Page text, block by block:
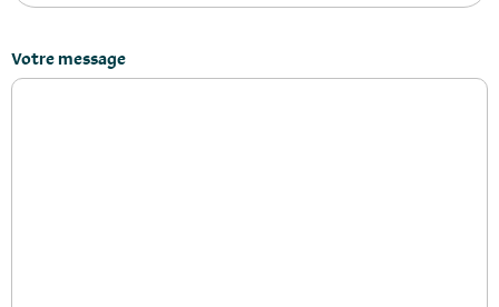
Votre message